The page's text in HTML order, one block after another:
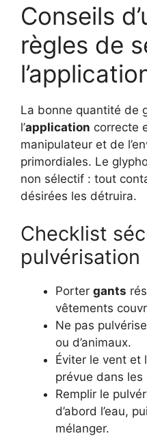
Conseils
règles de
La bonne quantité de
l’application correcte
manipulateur et de
primordiales. Le
non sélectif : tout
désirées les détruira.
Checklist
pulvérisation
Porter gants
vêtements
Ne pas
ou d’animaux.
Éviter le vent et
prévue dans les
Remplir le
d’abord l’eau,
mélanger.